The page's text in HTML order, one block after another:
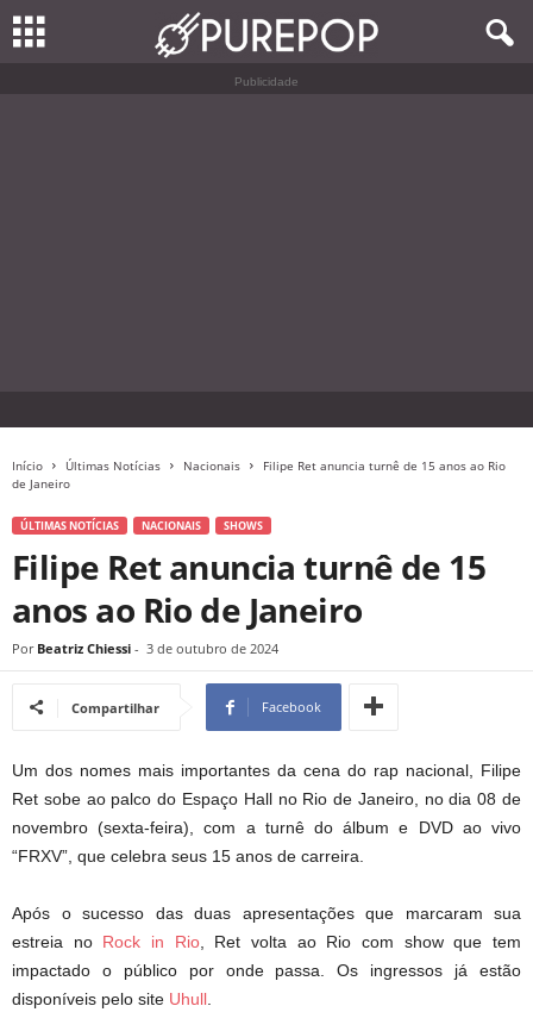
Publicidade
Início Últimas Notícias Nacionais
Filipe Ret anuncia turnê de 15 anos ao Rio
de Janeiro
ÚLTIMAS NOTÍCIAS NACIONAIS SHOWS
Filipe Ret anuncia turnê de 15
anos ao Rio de Janeiro
Por Beatriz Chiessi - 3 de outubro de 2024
Compartilhar Facebook
Um dos nomes mais importantes da cena do rap nacional, Filipe
Ret sobe ao palco do Espaço Hall no Rio de Janeiro, no dia 08 de
novembro (sexta-feira), com a turnê do álbum e DVD ao vivo
“FRXV”, que celebra seus 15 anos de carreira.
Após o sucesso das duas apresentações que marcaram sua
estreia no Rock in Rio, Ret volta ao Rio com show que tem
impactado o público por onde passa. Os ingressos já estão
disponíveis pelo site Uhull